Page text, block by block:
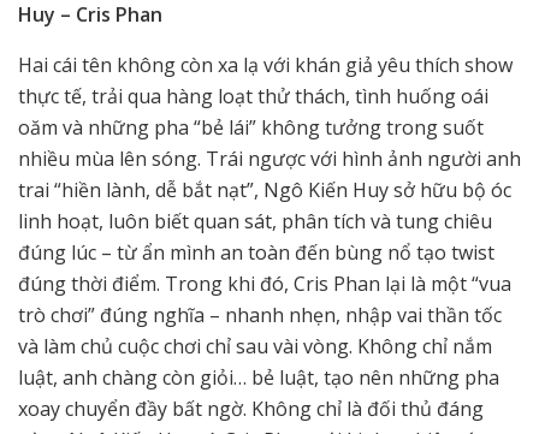
Huy – Cris Phan
Hai cái tên không còn xa lạ với khán giả yêu thích show
thực tế, trải qua hàng loạt thử thách, tình huống oái
oăm và những pha “bẻ lái” không tưởng trong suốt
nhiều mùa lên sóng. Trái ngược với hình ảnh người anh
trai “hiền lành, dễ bắt nạt”, Ngô Kiến Huy sở hữu bộ óc
linh hoạt, luôn biết quan sát, phân tích và tung chiêu
đúng lúc – từ ẩn mình an toàn đến bùng nổ tạo twist
đúng thời điểm. Trong khi đó, Cris Phan lại là một “vua
trò chơi” đúng nghĩa – nhanh nhẹn, nhập vai thần tốc
và làm chủ cuộc chơi chỉ sau vài vòng. Không chỉ nắm
luật, anh chàng còn giỏi… bẻ luật, tạo nên những pha
xoay chuyển đầy bất ngờ. Không chỉ là đối thủ đáng